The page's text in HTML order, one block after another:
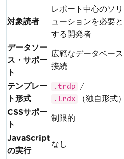
対象読者
レポート中心のソリ
ューションを必要と
する開発者
データソー
ス・サポー
ト
広範なデータベース
接続
テンプレー
ト形式
.trdp /
.trdx （独自形式）
CSSサポー
ト
制限的
JavaScript
の実行
なし